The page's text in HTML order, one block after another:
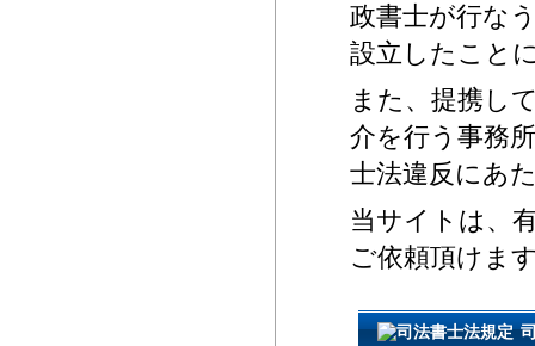
政書士が行な
設立したこと
また、提携し
介を行う事務
士法違反にあ
当サイトは、
ご依頼頂けま